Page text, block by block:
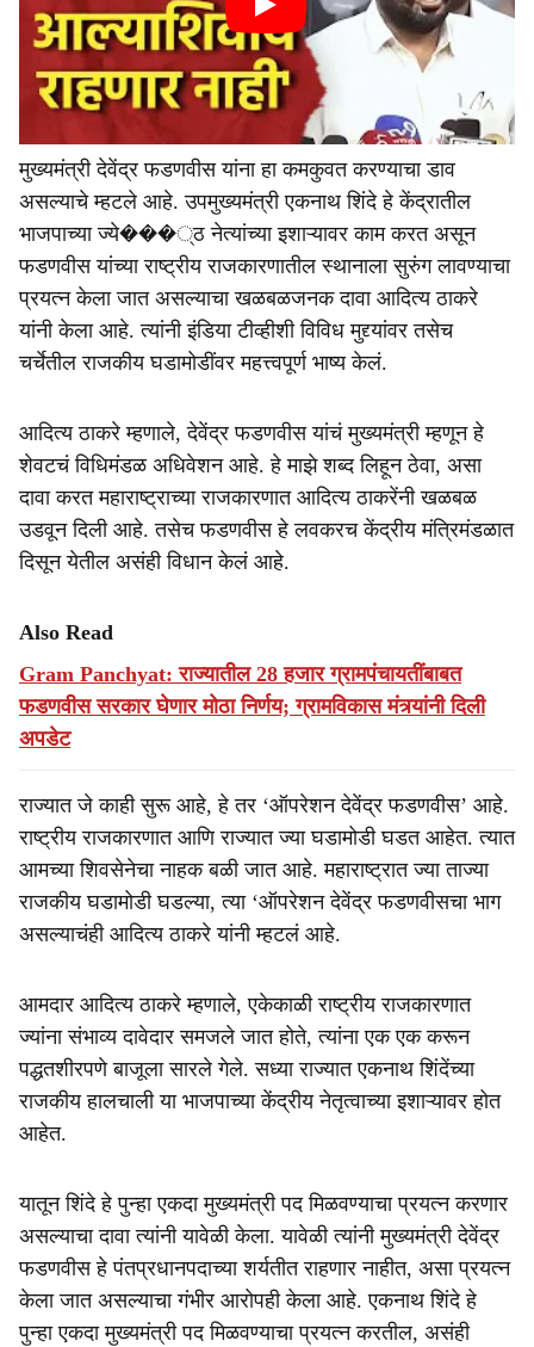
मुख्यमंत्री देवेंद्र फडणवीस यांना हा कमकुवत करण्याचा डाव
असल्याचे म्हटले आहे. उपमुख्यमंत्री एकनाथ शिंदे हे केंद्रातील
भाजपाच्या ज्ये���्ठ नेत्यांच्या इशाऱ्यावर काम करत असून
फडणवीस यांच्या राष्ट्रीय राजकारणातील स्थानाला सुरुंग लावण्याचा
प्रयत्न केला जात असल्याचा खळबळजनक दावा आदित्य ठाकरे
यांनी केला आहे. त्यांनी इंडिया टीव्हीशी विविध मुद्द्यांवर तसेच
चर्चेतील राजकीय घडामोडींवर महत्त्वपूर्ण भाष्य केलं.
आदित्य ठाकरे म्हणाले, देवेंद्र फडणवीस यांचं मुख्यमंत्री म्हणून हे
शेवटचं विधिमंडळ अधिवेशन आहे. हे माझे शब्द लिहून ठेवा, असा
दावा करत महाराष्ट्राच्या राजकारणात आदित्य ठाकरेंनी खळबळ
उडवून दिली आहे. तसेच फडणवीस हे लवकरच केंद्रीय मंत्रिमंडळात
दिसून येतील असंही विधान केलं आहे.
Also Read
Gram Panchyat: राज्यातील 28 हजार ग्रामपंचायतींबाबत
फडणवीस सरकार घेणार मोठा निर्णय; ग्रामविकास मंत्र्यांनी दिली
अपडेट
राज्यात जे काही सुरू आहे, हे तर ‘ऑपरेशन देवेंद्र फडणवीस’ आहे.
राष्ट्रीय राजकारणात आणि राज्यात ज्या घडामोडी घडत आहेत. त्यात
आमच्या शिवसेनेचा नाहक बळी जात आहे. महाराष्ट्रात ज्या ताज्या
राजकीय घडामोडी घडल्या, त्या ‘ऑपरेशन देवेंद्र फडणवीसचा भाग
असल्याचंही आदित्य ठाकरे यांनी म्हटलं आहे.
आमदार आदित्य ठाकरे म्हणाले, एकेकाळी राष्ट्रीय राजकारणात
ज्यांना संभाव्य दावेदार समजले जात होते, त्यांना एक एक करून
पद्धतशीरपणे बाजूला सारले गेले. सध्या राज्यात एकनाथ शिंदेंच्या
राजकीय हालचाली या भाजपाच्या केंद्रीय नेतृत्वाच्या इशाऱ्यावर होत
आहेत.
यातून शिंदे हे पुन्हा एकदा मुख्यमंत्री पद मिळवण्याचा प्रयत्न करणार
असल्याचा दावा त्यांनी यावेळी केला. यावेळी त्यांनी मुख्यमंत्री देवेंद्र
फडणवीस हे पंतप्रधानपदाच्या शर्यतीत राहणार नाहीत, असा प्रयत्न
केला जात असल्याचा गंभीर आरोपही केला आहे. एकनाथ शिंदे हे
पुन्हा एकदा मुख्यमंत्री पद मिळवण्याचा प्रयत्न करतील, असंही